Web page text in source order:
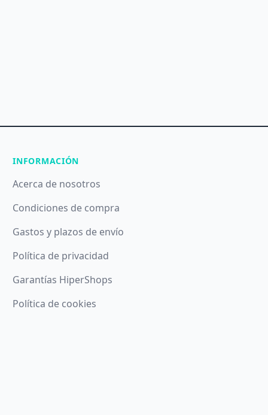
INFORMACIÓN
Acerca de nosotros
Condiciones de compra
Gastos y plazos de envío
Política de privacidad
Garantías HiperShops
Política de cookies